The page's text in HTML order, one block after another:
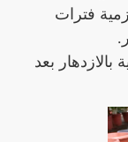
فترات
بالازدهار بعد